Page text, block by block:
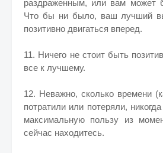
раздраженным, или вам может
Что бы ни было, ваш лучший
позитивно двигаться вперед.
11. Ничего не стоит быть
все к лучшему.
12. Неважно, сколько времени
потратили или потеряли,
максимальную пользу из
сейчас находитесь.